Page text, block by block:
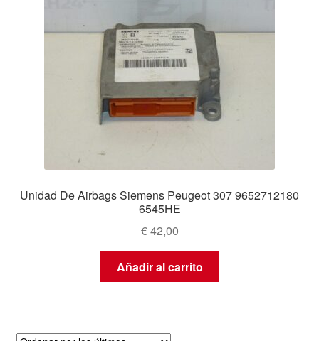
Unidad De Airbags Siemens Peugeot 307 9652712180
6545HE
€42,00
Añadir al carrito